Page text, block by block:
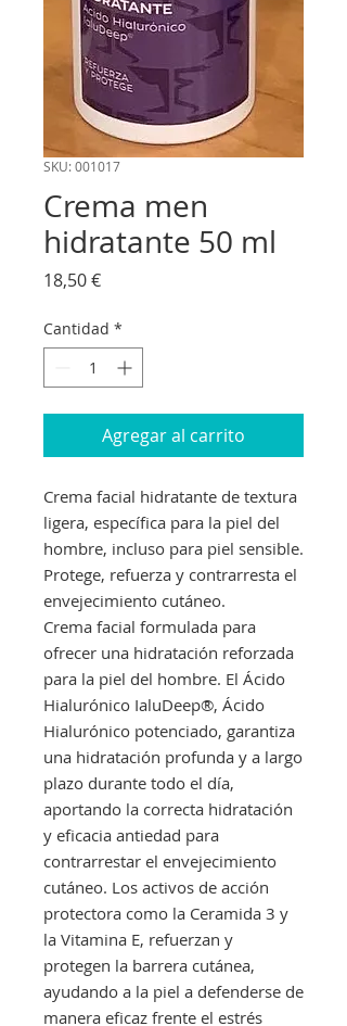
SKU: 001017
Crema men
hidratante 50 ml
18,50 €Precio
Cantidad *
Agregar al carrito
Crema facial hidratante de textura
ligera, específica para la piel del
hombre, incluso para piel sensible.
Protege, refuerza y contrarresta el
envejecimiento cutáneo.
Crema facial formulada para
ofrecer una hidratación reforzada
para la piel del hombre. El Ácido
Hialurónico IaluDeep®, Ácido
Hialurónico potenciado, garantiza
una hidratación profunda y a largo
plazo durante todo el día,
aportando la correcta hidratación
y eficacia antiedad para
contrarrestar el envejecimiento
cutáneo. Los activos de acción
protectora como la Ceramida 3 y
la Vitamina E, refuerzan y
protegen la barrera cutánea,
ayudando a la piel a defenderse de
manera eficaz frente el estrés